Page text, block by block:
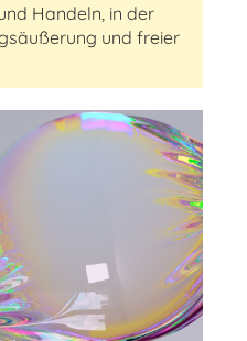
Handeln, in der
und freier